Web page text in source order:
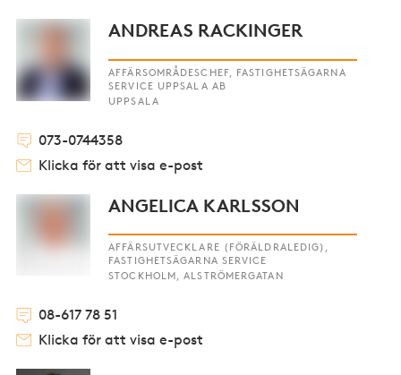
ANDREAS RACKINGER
AFFÄRSOMRÅDESCHEF, FASTIGHETSÄGARNA
SERVICE UPPSALA AB
UPPSALA
073-0744358
Klicka för att visa e-post
ANGELICA KARLSSON
AFFÄRSUTVECKLARE (FÖRÄLDRALEDIG),
FASTIGHETSÄGARNA SERVICE
STOCKHOLM, ALSTRÖMERGATAN
08-617 78 51
Klicka för att visa e-post